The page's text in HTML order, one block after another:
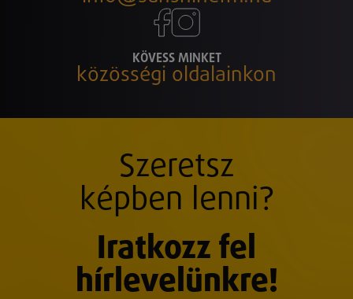
KÖVESS MINKET
közösségi oldalainkon
Szeretsz
képben lenni?
Iratkozz fel
hírlevelünkre!